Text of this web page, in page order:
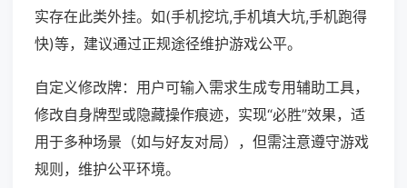
实存在此类外挂。如(手机挖坑,手机填大坑,手机跑得
快)等，建议通过正规途径维护游戏公平。
自定义修改牌：用户可输入需求生成专用辅助工具，
修改自身牌型或隐藏操作痕迹，实现“必胜”效果，适
用于多种场景（如与好友对局），但需注意遵守游戏
规则，维护公平环境。